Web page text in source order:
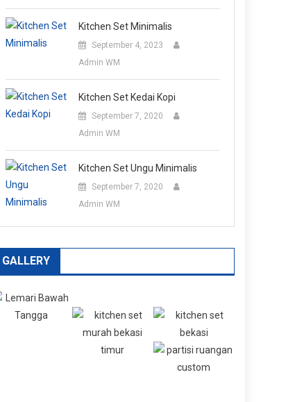
Kitchen Set Minimalis
September 4, 2023
Admin WM
Kitchen Set Kedai Kopi
September 7, 2020
Admin WM
Kitchen Set Ungu Minimalis
September 7, 2020
Admin WM
GALLERY